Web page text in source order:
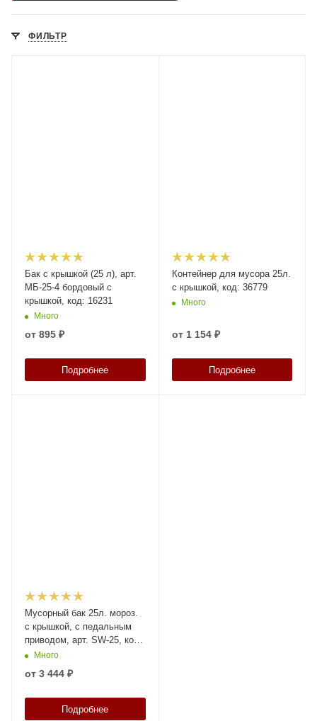
ФИЛЬТР
Бак с крышкой (25 л), арт.
МБ-25-4 бордовый с
крышкой, код: 16231
Много
от 895 ₽
Подробнее
Контейнер для мусора 25л.
с крышкой, код: 36779
Много
от 1 154 ₽
Подробнее
Мусорный бак 25л. мороз.
с крышкой, с педальным
приводом, арт. SW-25, код:
25997
Много
от 3 444 ₽
Подробнее